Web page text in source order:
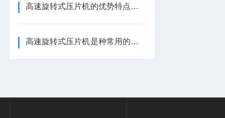
高速旋转式压片机的优势特点，您都知道吗？
高速旋转式压片机是种常用的制药设备